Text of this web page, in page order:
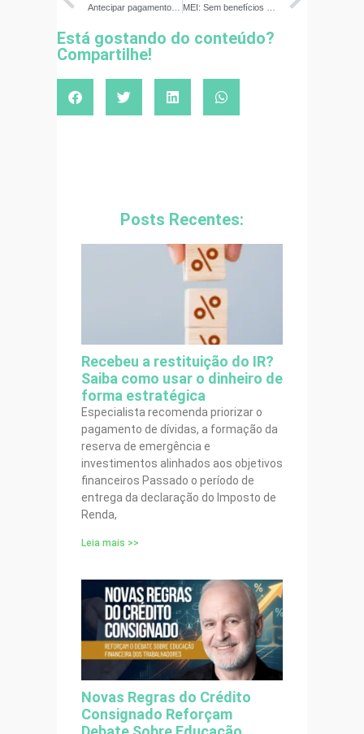
Antecipar pagamento de matrícula escolar aumenta chance de conseguir abatimento
Está gostando do conteúdo?
Compartilhe!
Posts Recentes:
Recebeu a restituição do IR?
Saiba como usar o dinheiro de
forma estratégica
Especialista recomenda priorizar o
pagamento de dívidas, a formação da
reserva de emergência e
investimentos alinhados aos objetivos
financeiros Passado o período de
entrega da declaração do Imposto de
Renda,
Leia mais >>
Novas Regras do Crédito
Consignado Reforçam